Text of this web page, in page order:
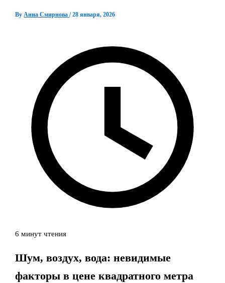
ByАнна Смирнова/28 января, 2026
6 минут чтения
Шум, воздух, вода: невидимые
факторы в цене квадратного метра